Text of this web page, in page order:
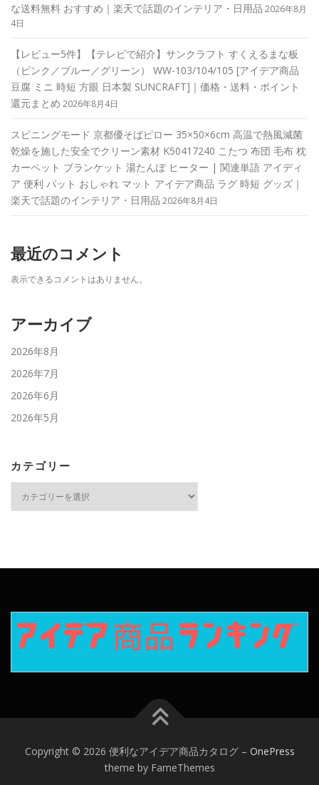
な送料無料 おすすめ｜楽天で話題のインテリア・日用品 2026年8月
4日
【レビュー5件】【テレビで紹介】サンクラフト すくえるまな板
（ピンク／ブルー／グリーン） WW-103/104/105 [アイデア商品
豆腐 ミニ 時短 方眼 日本製 SUNCRAFT]｜価格・送料・ポイント
還元まとめ 2026年8月4日
スピニングモード 京都優そばピロー 35×50×6cm 高温で熱風減菌
乾燥を施した安全でクリーン素材 K50417240 こたつ 布団 毛布 枕
カーペット ブランケット 湯たんぽ ヒーター | 関連単語 アイディ
ア 便利 パット おしゃれ マット アイデア商品 ラグ 時短 グッズ｜
楽天で話題のインテリア・日用品 2026年8月4日
最近のコメント
表示できるコメントはありません。
アーカイブ
2026年8月
2026年7月
2026年6月
2026年5月
カテゴリー
Copyright © 2026 便利なアイデア商品カタログ – OnePress
theme by FameThemes